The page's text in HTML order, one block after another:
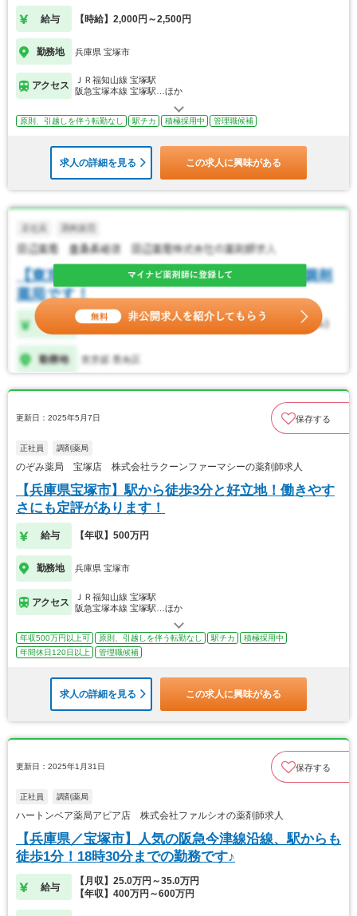
給与 【時給】2,000円～2,500円
勤務地 兵庫県 宝塚市
アクセス
ＪＲ福知山線 宝塚駅
阪急宝塚本線 宝塚駅…ほか
原則、引越しを伴う転勤なし 駅チカ 積極採用中 管理職候補
求人の詳細を見る この求人に興味がある
更新日：2025年5月7日 保存する
正社員 調剤薬局
のぞみ薬局 宝塚店 株式会社ラクーンファーマシーの薬剤師求人
【兵庫県宝塚市】駅から徒歩3分と好立地！働きやす
さにも定評があります！
給与 【年収】500万円
勤務地 兵庫県 宝塚市
アクセス
ＪＲ福知山線 宝塚駅
阪急宝塚本線 宝塚駅…ほか
年収500万円以上可 原則、引越しを伴う転勤なし 駅チカ
積極採用中
年間休日120日以上
管理職候補
求人の詳細を見る この求人に興味がある
更新日：2025年1月31日 保存する
正社員 調剤薬局
ハートンベア薬局アピア店 株式会社ファルシオの薬剤師求人
【兵庫県／宝塚市】人気の阪急今津線沿線、駅からも
徒歩1分！18時30分までの勤務です♪
給与
【月収】25.0万円～35.0万円
【年収】400万円～600万円